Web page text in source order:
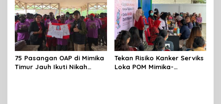
75 Pasangan OAP di Mimika
Timur Jauh Ikuti Nikah
Tekan Risiko Kanker Serviks
Loka POM Mimika-